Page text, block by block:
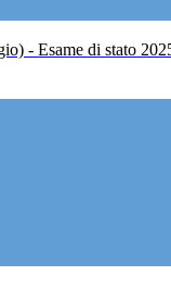
- Esame di stato